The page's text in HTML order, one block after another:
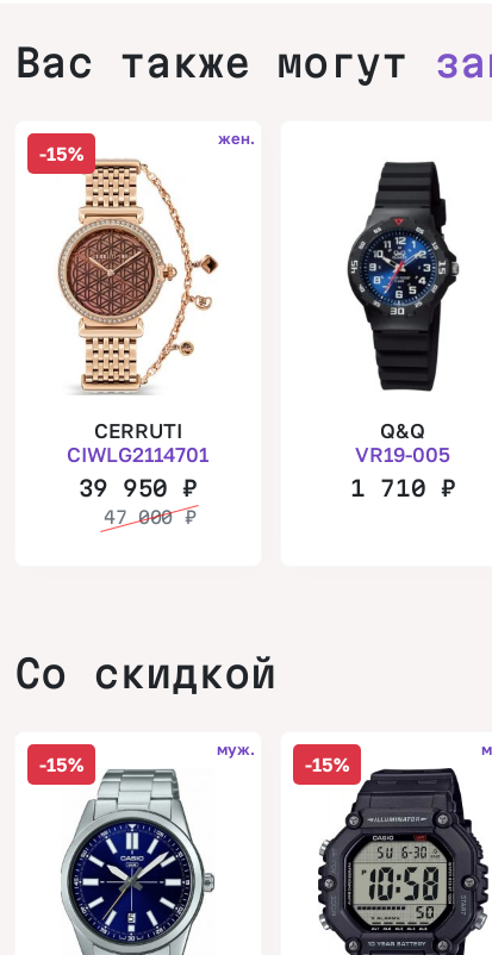
Вас также могут
-15%
жен.
CERRUTI
CIWLG2114701
39 950₽
47 000₽
Q&Q
VR19-005
1 710 ₽
Со скидкой
-15%
муж.
-15%